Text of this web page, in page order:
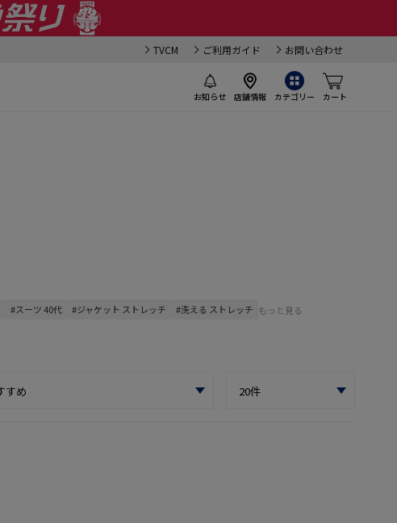
TVCM ご利用ガイド お問い合わせ
お知らせ 店舗情報 カテゴリー カート
#スーツ 40代 #ジャケット ストレッチ #洗える ストレッチ もっと見る